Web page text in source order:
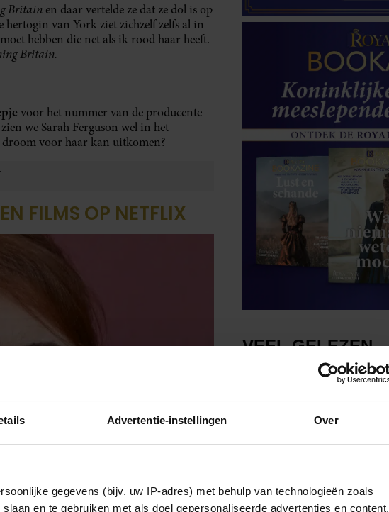
Advertentie-instellingen Over
gegevens (bijv. uw IP-adres) met behulp van technologieën zoals
en te gebruiken met als doel gepersonaliseerde advertenties en content,
Britain en daar vertelde ze dat ze dol is op
hertogin van York ziet zichzelf zelfs al in
hebben die net als ik rood haar heeft.
Britain.
voor het nummer van de producente
we Sarah Ferguson wel in het
droom voor haar kan uitkomen?
FILMS OP NETFLIX